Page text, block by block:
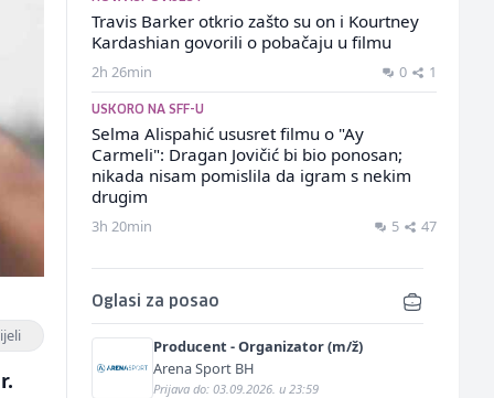
Travis Barker otkrio zašto su on i Kourtney
Kardashian govorili o pobačaju u filmu
2h 26min 0 1
USKORO NA SFF-U
Selma Alispahić ususret filmu o "Ay
Carmeli": Dragan Jovičić bi bio ponosan;
nikada nisam pomislila da igram s nekim
drugim
3h 20min 5 47
Oglasi za posao
Producent - Organizator (m/ž)
Arena Sport BH
Prijava do: 03.09.2026. u 23:59